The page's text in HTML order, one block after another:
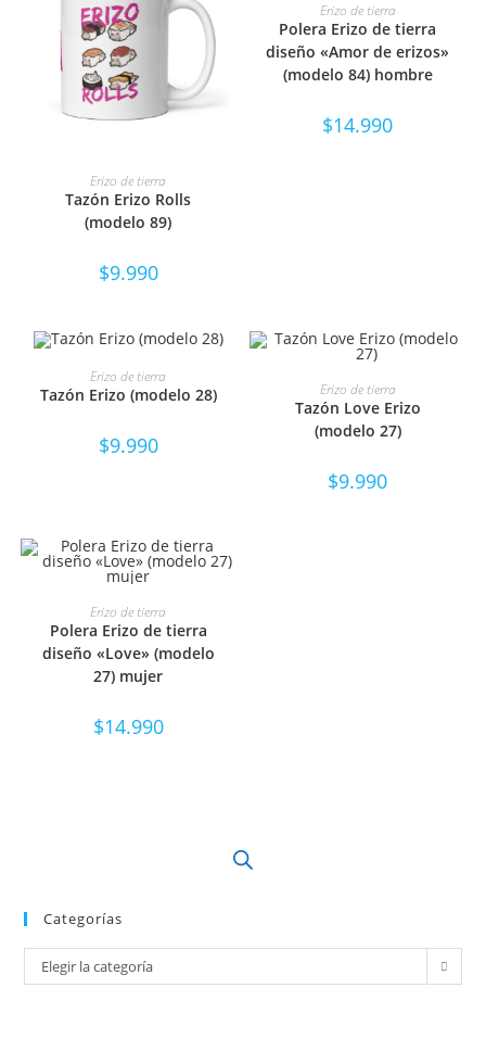
SELECCIONAR OPCIONES
Erizo de tierra
Tazón Erizo Rolls
(modelo 89)
$9.990
SELECCIONAR OPCIONES
Erizo de tierra
Polera Erizo de tierra
diseño «Amor de erizos»
(modelo 84) hombre
$14.990
SELECCIONAR OPCIONES
Erizo de tierra
Tazón Erizo (modelo 28)
$9.990
SELECCIONAR OPCIONES
Erizo de tierra
Tazón Love Erizo
(modelo 27)
$9.990
SELECCIONAR OPCIONES
Erizo de tierra
Polera Erizo de tierra
diseño «Love» (modelo
27) mujer
$14.990
Categorías
Elegir la categoría